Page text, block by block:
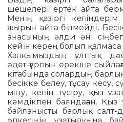
шешелері ертек айта
Менің қа­зір­гі
жырын айта білмейді.
анасының әлди әні
кейін керең болып
Халқымыздың ұлттық
әдет-ғұрпын ерекше
кітабында солардың
бесікке бө­леу, тұсау кесу,
міну, келін түсіру, қыз
кемдікпен баяндаған. Қыз
байланысты барлық салт-